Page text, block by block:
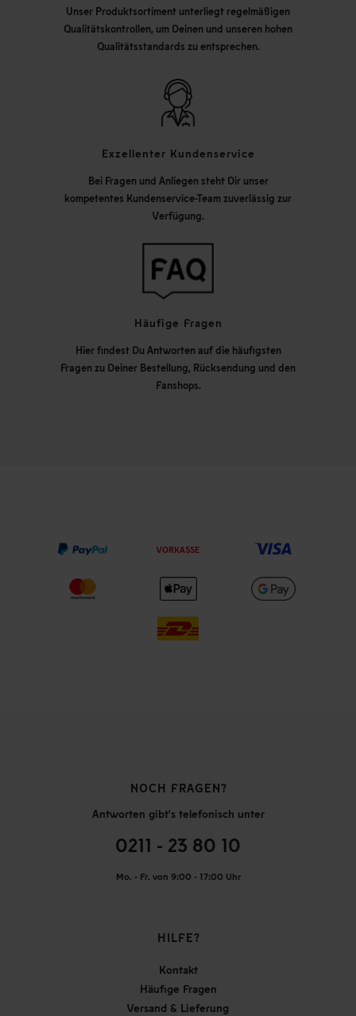
Unser Produktsortiment unterliegt regelmäßigen
Qualitätskontrollen, um Deinen und unseren hohen
Qualitätsstandards zu entsprechen.
Exzellenter Kundenservice
Bei Fragen und Anliegen steht Dir unser
kompetentes Kundenservice-Team zuverlässig zur
Verfügung.
Häufige Fragen
Hier findest Du Antworten auf die häufigsten
Fragen zu Deiner Bestellung, Rücksendung und den
Fanshops.
VORKASSE
NOCH FRAGEN?
Antworten gibt's telefonisch unter
0211 - 23 80 10
Mo. - Fr. von 9:00 - 17:00 Uhr
HILFE?
Kontakt
Häufige Fragen
Versand & Lieferung